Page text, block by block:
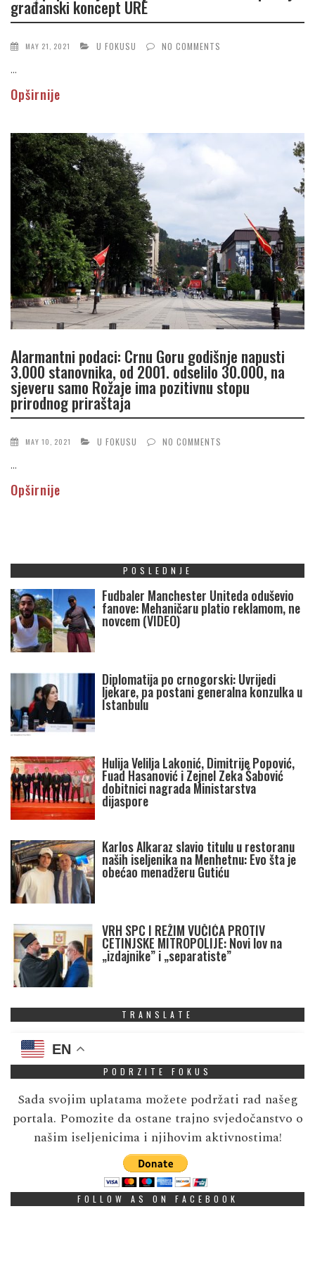
građanski koncept URE
MAY 21, 2021 U FOKUSU NO COMMENTS
...
Opširnije
Alarmantni podaci: Crnu Goru godišnje napusti
3.000 stanovnika, od 2001. odselilo 30.000, na
sjeveru samo Rožaje ima pozitivnu stopu
prirodnog priraštaja
MAY 10, 2021 U FOKUSU NO COMMENTS
...
Opširnije
POSLEDNJE
Fudbaler Manchester Uniteda oduševio
fanove: Mehaničaru platio reklamom, ne
novcem (VIDEO)
Diplomatija po crnogorski: Uvrijedi
ljekare, pa postani generalna konzulka u
Istanbulu
Hulija Velilja Lakonić, Dimitrije Popović,
Fuad Hasanović i Zejnel Zeka Šabović
dobitnici nagrada Ministarstva
dijaspore
Karlos Alkaraz slavio titulu u restoranu
naših iseljenika na Menhetnu: Evo šta je
obećao menadžeru Gutiću
VRH SPC I REŽIM VUČIĆA PROTIV
CETINJSKE MITROPOLIJE: Novi lov na
„izdajnike” i „separatiste”
TRANSLATE
EN
PODRZITE FOKUS
Sada svojim uplatama možete podržati rad našeg
portala. Pomozite da ostane trajno svjedočanstvo o
našim iseljenicima i njihovim aktivnostima!
FOLLOW AS ON FACEBOOK